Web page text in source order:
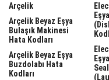
Arçelik
Arçelik Beyaz Eşya
Bulaşık Makinesi
Hata Kodları
Arçelik Beyaz Eşya
Buzdolabı Hata
Kodları